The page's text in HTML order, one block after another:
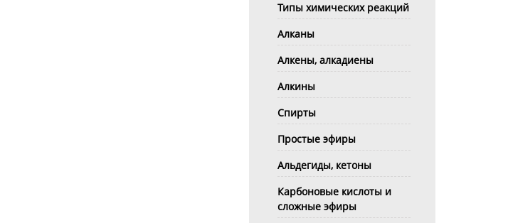
Типы химических реакций
Алканы
Алкены, алкадиены
Алкины
Спирты
Простые эфиры
Альдегиды, кетоны
Карбоновые кислоты и
сложные эфиры